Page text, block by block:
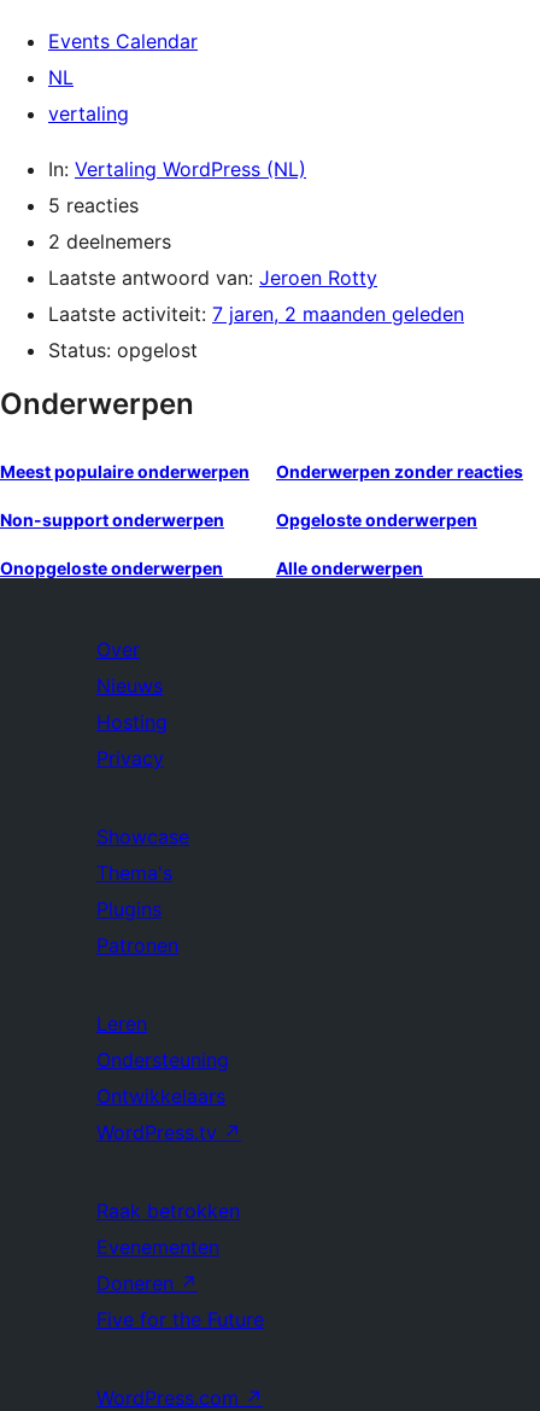
Events Calendar
NL
vertaling
In: Vertaling WordPress (NL)
5 reacties
2 deelnemers
Laatste antwoord van: Jeroen Rotty
Laatste activiteit: 7 jaren, 2 maanden geleden
Status: opgelost
Onderwerpen
Meest populaire onderwerpen Onderwerpen zonder reacties
Non-support onderwerpen Opgeloste onderwerpen
Onopgeloste onderwerpen Alle onderwerpen
Over
Nieuws
Hosting
Privacy
Showcase
Thema's
Plugins
Patronen
Leren
Ondersteuning
Ontwikkelaars
WordPress.tv ↗
Raak betrokken
Evenementen
Doneren ↗
Five for the Future
WordPress.com ↗